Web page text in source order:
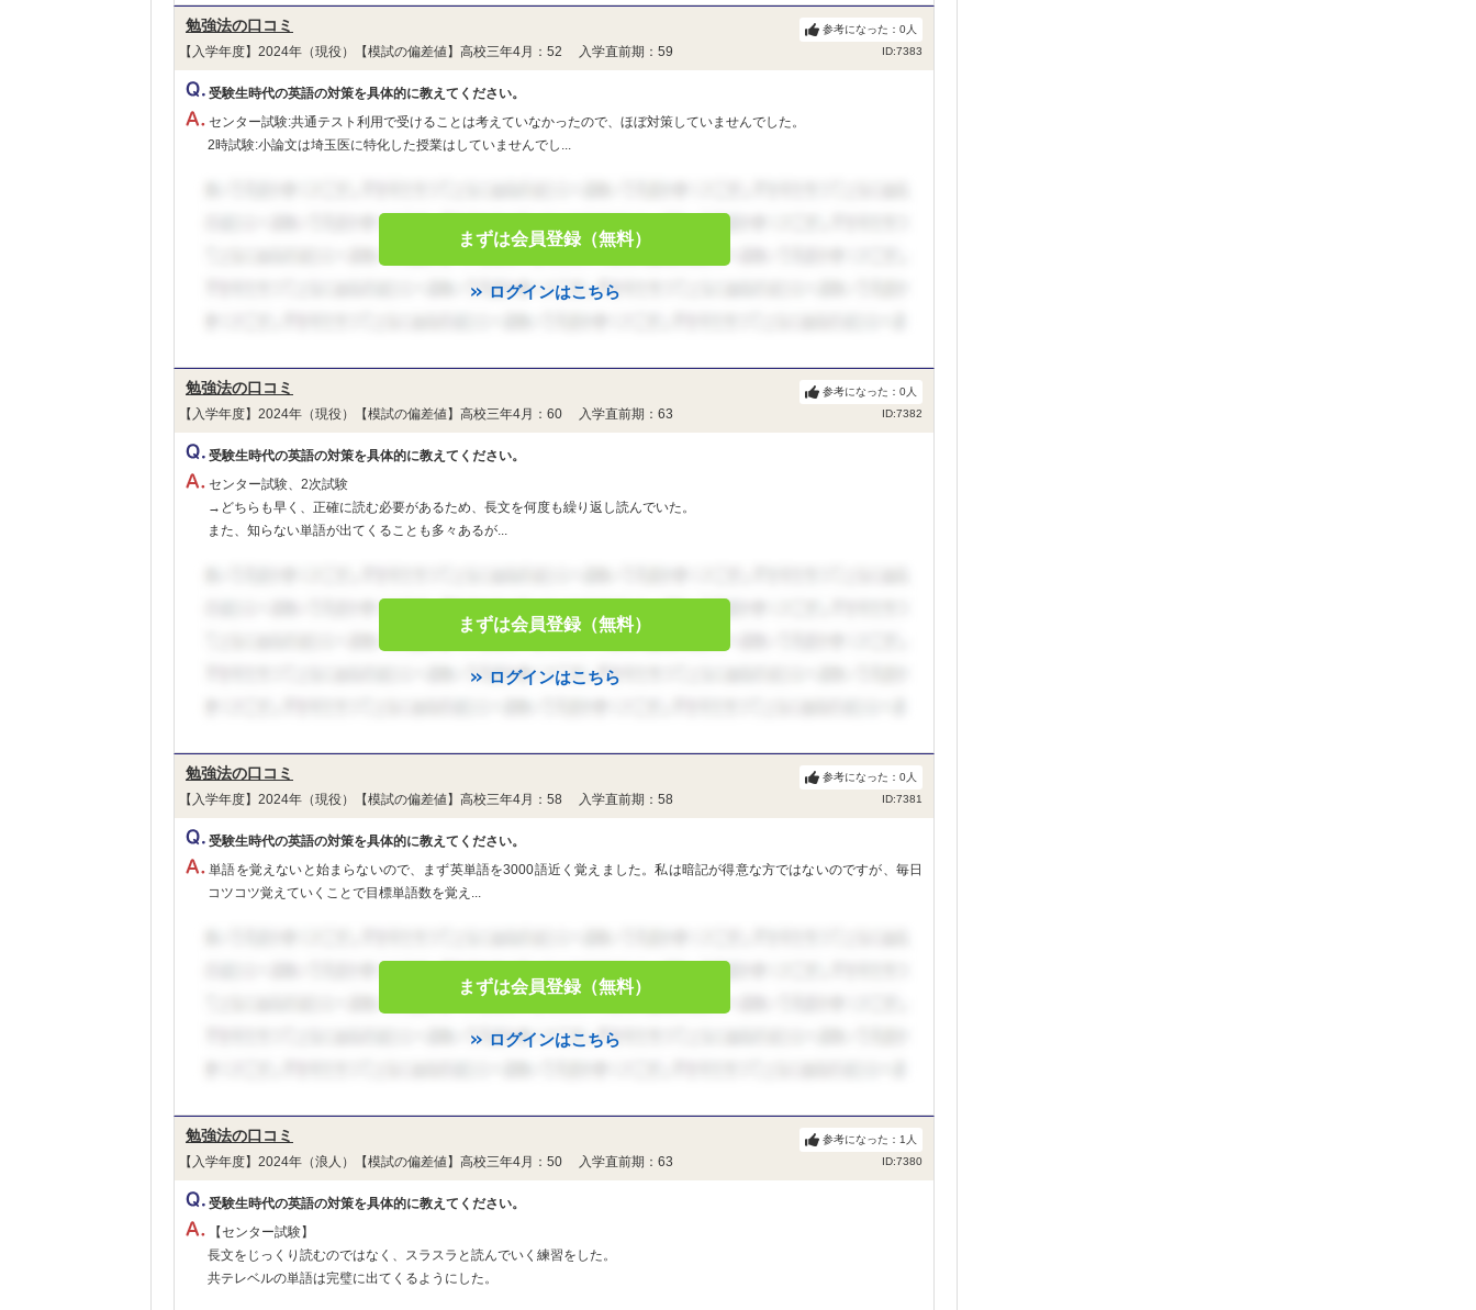
勉強法の口コミ
【入学年度】2024年（現役）【模試の偏差値】高校三年4月：52 入学直前期：59 ID:7383
参考になった： 0人
受験生時代の英語の対策を具体的に教えてください。
センター試験:共通テスト利用で受けることは考えていなかったので、ほぼ対策していませんでした。
2時試験:小論文は埼玉医に特化した授業はしていませんでし...
まずは会員登録（無料）
ログインはこちら
勉強法の口コミ
【入学年度】2024年（現役）【模試の偏差値】高校三年4月：60 入学直前期：63 ID:7382
参考になった： 0人
受験生時代の英語の対策を具体的に教えてください。
センター試験、2次試験
→どちらも早く、正確に読む必要があるため、長文を何度も繰り返し読んでいた。
また、知らない単語が出てくることも多々あるが...
まずは会員登録（無料）
ログインはこちら
勉強法の口コミ
【入学年度】2024年（現役）【模試の偏差値】高校三年4月：58 入学直前期：58 ID:7381
参考になった： 0人
受験生時代の英語の対策を具体的に教えてください。
単語を覚えないと始まらないので、まず英単語を3000語近く覚えました。私は暗記が得意な方ではないのですが、毎日
コツコツ覚えていくことで目標単語数を覚え...
まずは会員登録（無料）
ログインはこちら
勉強法の口コミ
【入学年度】2024年（浪人）【模試の偏差値】高校三年4月：50 入学直前期：63 ID:7380
参考になった： 1 人
受験生時代の英語の対策を具体的に教えてください。
【センター試験】
長文をじっくり読むのではなく、スラスラと読んでいく練習をした。
共テレベルの単語は完璧に出てくるようにした。